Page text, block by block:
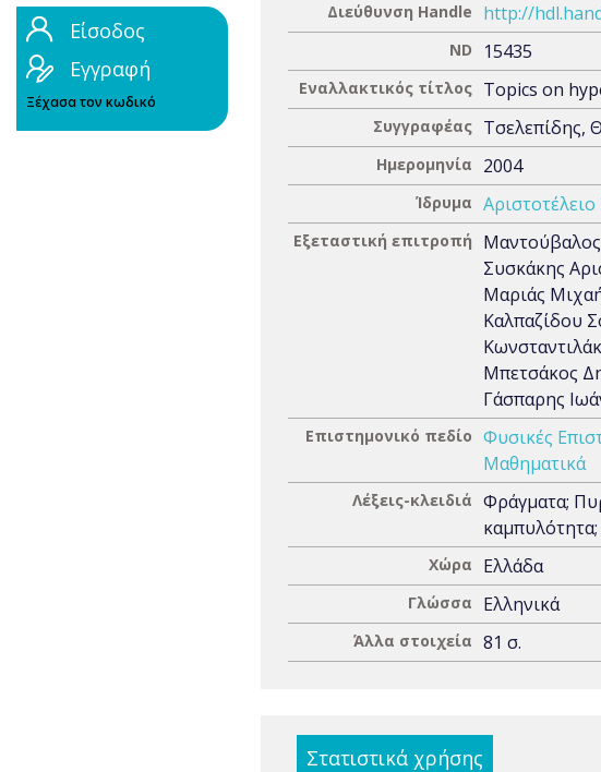
Είσοδος
Εγγραφή
Ξέχασα τον κωδικό
Διεύθυνση Handle http://
ND 15435
Εναλλακτικός τίτλος Topics on
Συγγραφέας Τσελεπίδης,
Ημερομηνία 2004
Ίδρυμα
Εξεταστική επιτροπή
Συσκάκης
Μαριάς
Καλπαζίδου
Μπετσάκος
Γάσπαρης
Επιστημονικό πεδίο Φυσικές
Μαθηματικά
Λέξεις-κλειδιά Φράγματα;
Χώρα Ελλάδα
Γλώσσα Ελληνικά
Άλλα στοιχεία 81 σ.
Στατιστικά χρήσης